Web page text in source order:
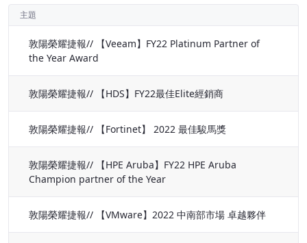
主題
敦陽榮耀捷報// 【Veeam】FY22 Platinum Partner of
the Year Award
敦陽榮耀捷報// 【HDS】FY22最佳Elite經銷商
敦陽榮耀捷報// 【Fortinet】 2022 最佳駿馬獎
敦陽榮耀捷報// 【HPE Aruba】FY22 HPE Aruba
Champion partner of the Year
敦陽榮耀捷報// 【VMware】2022 中南部市場 卓越夥伴